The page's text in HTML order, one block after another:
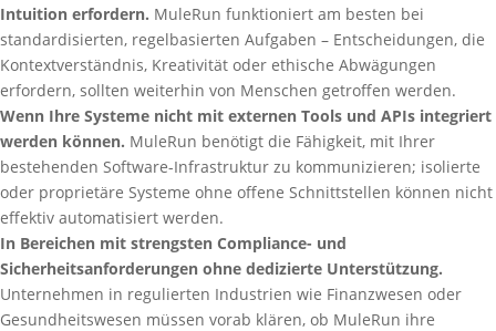
Intuition erfordern. MuleRun funktioniert am besten bei
standardisierten, regelbasierten Aufgaben – Entscheidungen, die
Kontextverständnis, Kreativität oder ethische Abwägungen
erfordern, sollten weiterhin von Menschen getroffen werden.
Wenn Ihre Systeme nicht mit externen Tools und APIs integriert
werden können. MuleRun benötigt die Fähigkeit, mit Ihrer
bestehenden Software-Infrastruktur zu kommunizieren; isolierte
oder proprietäre Systeme ohne offene Schnittstellen können nicht
effektiv automatisiert werden.
In Bereichen mit strengsten Compliance- und
Sicherheitsanforderungen ohne dedizierte Unterstützung.
Unternehmen in regulierten Industrien wie Finanzwesen oder
Gesundheitswesen müssen vorab klären, ob MuleRun ihre